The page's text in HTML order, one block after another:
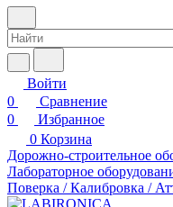
Войти
0
Сравнение
0
Избранное
0 Корзина
Дорожно-строительное
Лабораторное
Поверка / Калибровка /